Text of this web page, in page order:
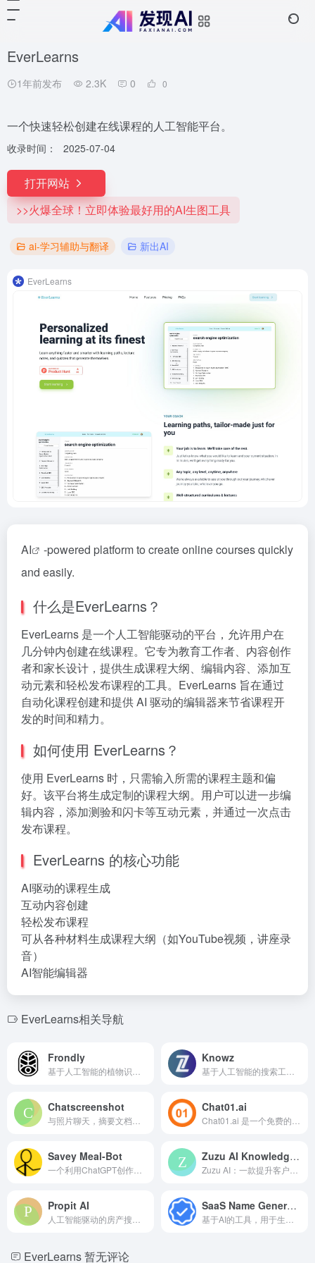
EverLearns
1年前发布 2.3K 0 0
一个快速轻松创建在线课程的人工智能平台。
收录时间： 2025-07-04
打开网站
>>火爆全球！立即体验最好用的AI生图工具
ai-学习辅助与翻译 新出AI
EverLearns
AI
-powered platform to create online courses quickly
and easily.
什么是EverLearns？
EverLearns 是一个人工智能驱动的平台，允许用户在
几分钟内创建在线课程。它专为教育工作者、内容创作
者和家长设计，提供生成课程大纲、编辑内容、添加互
动元素和轻松发布课程的工具。EverLearns 旨在通过
自动化课程创建和提供 AI 驱动的编辑器来节省课程开
发的时间和精力。
如何使用 EverLearns？
使用 EverLearns 时，只需输入所需的课程主题和偏
好。该平台将生成定制的课程大纲。用户可以进一步编
辑内容，添加测验和闪卡等互动元素，并通过一次点击
发布课程。
EverLearns 的核心功能
AI驱动的课程生成
互动内容创建
轻松发布课程
可从各种材料生成课程大纲（如YouTube视频，讲座录
音）
AI智能编辑器
EverLearns相关导航
Frondly Knowz
Chatscreenshot Chat01.ai
Savey Meal-Bot Zuzu AI Knowledge Assistant for Chrome
Propit AI SaaS Name Generator
EverLearns暂无评论